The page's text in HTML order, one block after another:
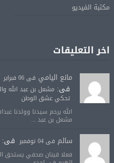
مكتبة الفيديو
اخر التعليقات
مانع اليامي فى 06 فبراير
فى: مشعل بن عبد الله
تحكي عشق الوطن
الله يرحم سيدنا وولدنا
مشعل بن عبد ...
سالم فى 04 نوفمبر فى:
فعلا قينان صحفي يستحق